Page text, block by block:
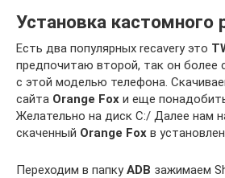
Установка кастомного
Есть два популярных recavery это
предпочитаю второй, так он более
с этой моделью телефона.
сайта Orange Fox и еще
Желательно на диск С:/ Далее нам
скаченный Orange Fox в
Переходим в папкуADB зажимаем